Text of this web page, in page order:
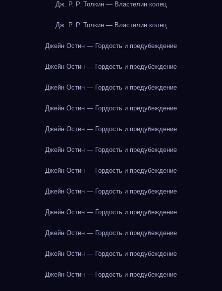
Дж. Р. Р. Толкин — Властелин колец
Дж. Р. Р. Толкин — Властелин колец
Джейн Остин — Гордость и предубеждение
Джейн Остин — Гордость и предубеждение
Джейн Остин — Гордость и предубеждение
Джейн Остин — Гордость и предубеждение
Джейн Остин — Гордость и предубеждение
Джейн Остин — Гордость и предубеждение
Джейн Остин — Гордость и предубеждение
Джейн Остин — Гордость и предубеждение
Джейн Остин — Гордость и предубеждение
Джейн Остин — Гордость и предубеждение
Джейн Остин — Гордость и предубеждение
Джейн Остин — Гордость и предубеждение